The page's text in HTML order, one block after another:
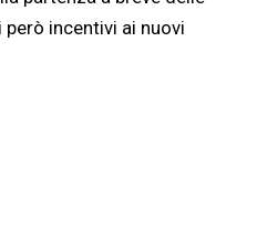
però incentivi ai nuovi